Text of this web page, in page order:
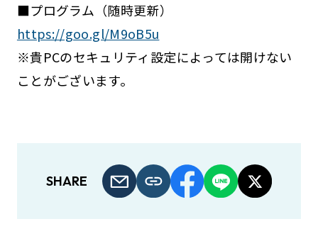
■プログラム（随時更新）
https://goo.gl/M9oB5u
※貴PCのセキュリティ設定によっては開けない
ことがございます。
SHARE